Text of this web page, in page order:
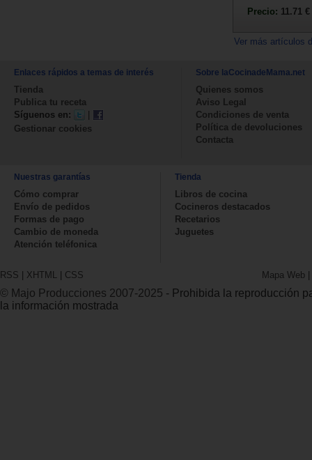
Precio: 11.71 €
Ver más artículos
Enlaces rápidos a temas de interés
Tienda
Publica tu receta
Síguenos en:
|
Gestionar cookies
Sobre laCocinadeMama.net
Quienes somos
Aviso Legal
Condiciones de venta
Política de devoluciones
Contacta
Nuestras garantías
Cómo comprar
Envío de pedidos
Formas de pago
Cambio de moneda
Atención teléfonica
Tienda
Libros de cocina
Cocineros destacados
Recetarios
Juguetes
RSS | XHTML | CSS Mapa Web |
© Majo Producciones 2007-2025 - Prohibida la reproducción
la información mostrada